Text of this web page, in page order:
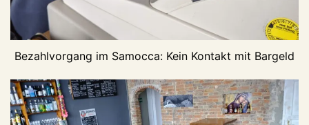
Bezahlvorgang im Samocca: Kein Kontakt mit Bargeld